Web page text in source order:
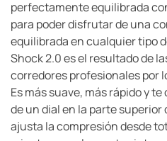
perfectamente equilibrada
para poder disfrutar de una
equilibrada en cualquier tipo
Shock 2.0 es el resultado de
corredores profesionales por
Es más suave, más rápido y
de un dial en la parte superior
ajusta la compresión desde